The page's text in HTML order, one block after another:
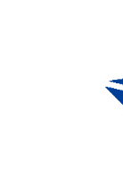
¡Quiero